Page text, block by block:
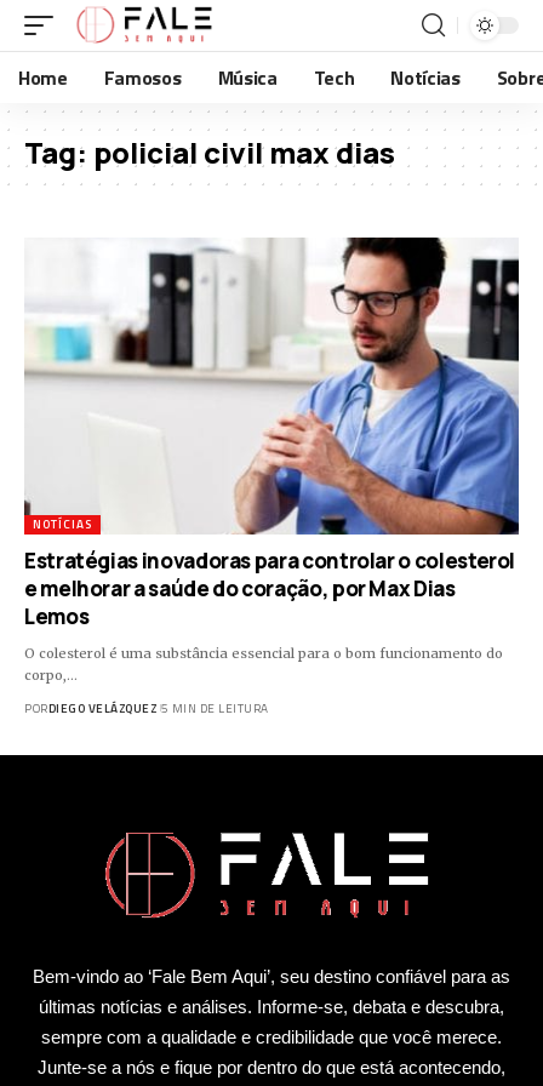
Home Famosos Música Tech Notícias
Tag: policial civil max dias
NOTÍCIAS
Estratégias inovadoras para controlar o colesterol
e melhorar a saúde do coração, por Max Dias
Lemos
O colesterol é uma substância essencial para o bom funcionamento do
corpo,…
PORDIEGO VELÁZQUEZ 5 MIN DE LEITURA
Bem-vindo ao ‘Fale Bem Aqui’, seu destino confiável para as
últimas notícias e análises. Informe-se, debata e descubra,
sempre com a qualidade e credibilidade que você merece.
Junte-se a nós e fique por dentro do que está acontecendo,